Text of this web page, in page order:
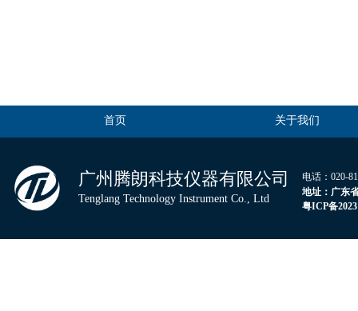
首页 关于我们
广州腾朗科技仪器有限公司
Tenglang Technology Instrument Co., Ltd
电话：
地址：广东
粤ICP备